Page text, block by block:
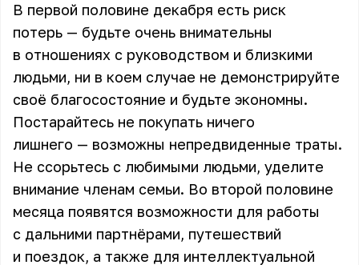
В первой половине декабря есть риск
потерь — будьте очень внимательны
в отношениях с руководством и близкими
людьми, ни в коем случае не демонстрируйте
своё благосостояние и будьте экономны.
Постарайтесь не покупать ничего
лишнего — возможны непредвиденные траты.
Не ссорьтесь с любимыми людьми, уделите
внимание членам семьи. Во второй половине
месяца появятся возможности для работы
с дальними партнёрами, путешествий
и поездок, а также для интеллектуальной